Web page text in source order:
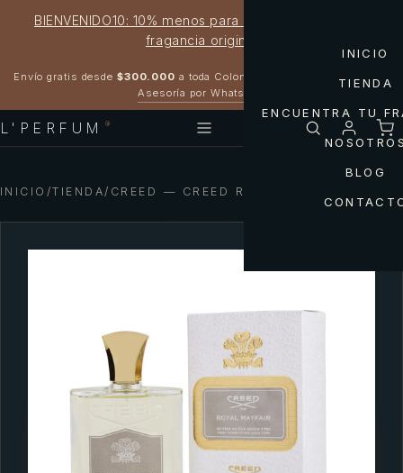
BIENVENIDO10: 10% menos para estrenar tu próxima
fragancia original
Envío gratis desde $300.000 a toda Colombia
Asesoría por WhatsApp
L'PERFUM ®
INICIO
TIENDA
ENCUENTRA TU
BLOG
INICIO /TIENDA/ CREED — CREED ROYAL MAYFAIR MEN